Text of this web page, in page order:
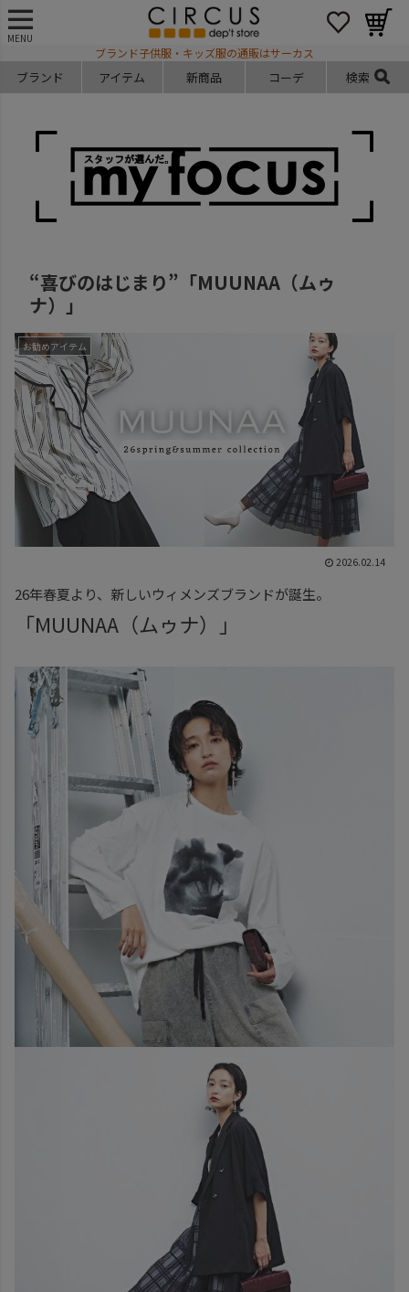
MENU
ブランド子供服・キッズ服の通販はサーカス
ブランド アイテム 新商品 コーデ 検索
“喜びのはじまり”「MUUNAA（ムゥ
ナ）」
お勧めアイテム
2026.02.14
26年春夏より、新しいウィメンズブランドが誕生。
「MUUNAA（ムゥナ）」